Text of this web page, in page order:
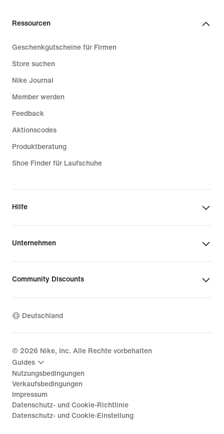
Ressourcen
Geschenkgutscheine für Firmen
Store suchen
Nike Journal
Member werden
Feedback
Aktionscodes
Produktberatung
Shoe Finder für Laufschuhe
Hilfe
Unternehmen
Community Discounts
Deutschland
© 2026 Nike, Inc. Alle Rechte vorbehalten
Guides
Nutzungsbedingungen
Verkaufsbedingungen
Impressum
Datenschutz- und Cookie-Richtlinie
Datenschutz- und Cookie-Einstellung